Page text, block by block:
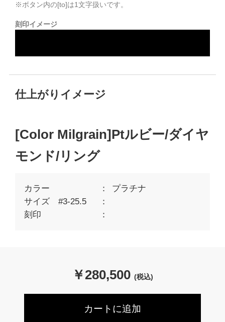
※ボタン内の[to]は1文字扱いです。
刻印イメージ
仕上がりイメージ
[Color Milgrain]Ptルビー/ダイヤ
モンド/リング
カラー
プラチナ
サイズ #3-25.5
刻印
￥280,500 (税込)